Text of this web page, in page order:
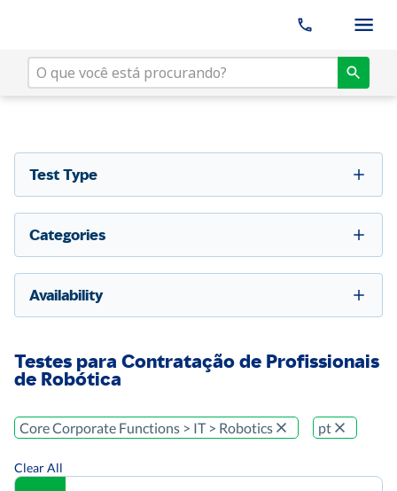
Test Type
Categories
Availability
Testes para Contratação de Profissionais
de Robótica
Core Corporate Functions > IT > Robotics pt
Clear All